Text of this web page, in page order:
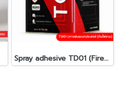
Spray adhesive TD01 (Fire-retardant)